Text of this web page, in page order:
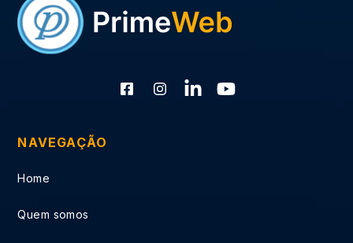
NAVEGAÇÃO
Home
Quem somos